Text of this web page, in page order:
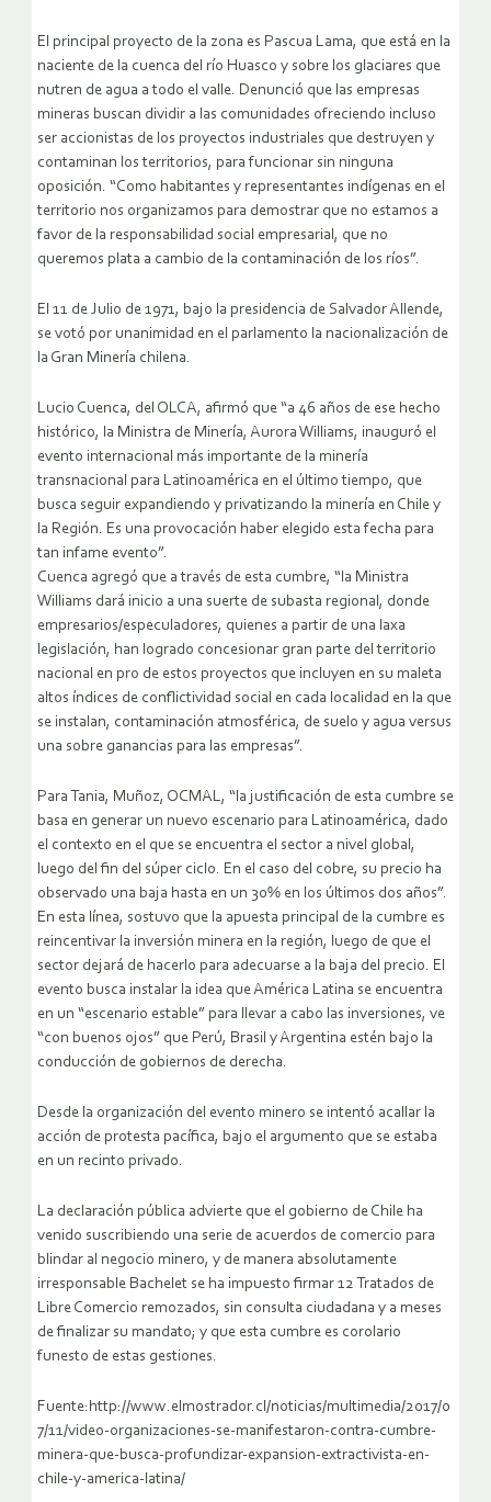
El principal proyecto de la zona es Pascua Lama, que está en la
naciente de la cuenca del río Huasco y sobre los glaciares que
nutren de agua a todo el valle. Denunció que las empresas
mineras buscan dividir a las comunidades ofreciendo incluso
ser accionistas de los proyectos industriales que destruyen y
contaminan los territorios, para funcionar sin ninguna
oposición. “Como habitantes y representantes indígenas en el
territorio nos organizamos para demostrar que no estamos a
favor de la responsabilidad social empresarial, que no
queremos plata a cambio de la contaminación de los ríos”.
El 11 de Julio de 1971, bajo la presidencia de Salvador Allende,
se votó por unanimidad en el parlamento la nacionalización de
la Gran Minería chilena.
Lucio Cuenca, del OLCA, afirmó que “a 46 años de ese hecho
histórico, la Ministra de Minería, Aurora Williams, inauguró el
evento internacional más importante de la minería
transnacional para Latinoamérica en el último tiempo, que
busca seguir expandiendo y privatizando la minería en Chile y
la Región. Es una provocación haber elegido esta fecha para
tan infame evento”.
Cuenca agregó que a través de esta cumbre, “la Ministra
Williams dará inicio a una suerte de subasta regional, donde
empresarios/especuladores, quienes a partir de una laxa
legislación, han logrado concesionar gran parte del territorio
nacional en pro de estos proyectos que incluyen en su maleta
altos índices de conflictividad social en cada localidad en la que
se instalan, contaminación atmosférica, de suelo y agua versus
una sobre ganancias para las empresas”.
Para Tania, Muñoz, OCMAL, “la justificación de esta cumbre se
basa en generar un nuevo escenario para Latinoamérica, dado
el contexto en el que se encuentra el sector a nivel global,
luego del fin del súper ciclo. En el caso del cobre, su precio ha
observado una baja hasta en un 30% en los últimos dos años”.
En esta línea, sostuvo que la apuesta principal de la cumbre es
reincentivar la inversión minera en la región, luego de que el
sector dejará de hacerlo para adecuarse a la baja del precio. El
evento busca instalar la idea que América Latina se encuentra
en un “escenario estable” para llevar a cabo las inversiones, ve
“con buenos ojos” que Perú, Brasil y Argentina estén bajo la
conducción de gobiernos de derecha.
Desde la organización del evento minero se intentó acallar la
acción de protesta pacífica, bajo el argumento que se estaba
en un recinto privado.
La declaración pública advierte que el gobierno de Chile ha
venido suscribiendo una serie de acuerdos de comercio para
blindar al negocio minero, y de manera absolutamente
irresponsable Bachelet se ha impuesto firmar 12 Tratados de
Libre Comercio remozados, sin consulta ciudadana y a meses
de finalizar su mandato; y que esta cumbre es corolario
funesto de estas gestiones.
Fuente:http://www.elmostrador.cl/noticias/multimedia/2017/0
7/11/video-organizaciones-se-manifestaron-contra-cumbre-
minera-que-busca-profundizar-expansion-extractivista-en-
chile-y-america-latina/